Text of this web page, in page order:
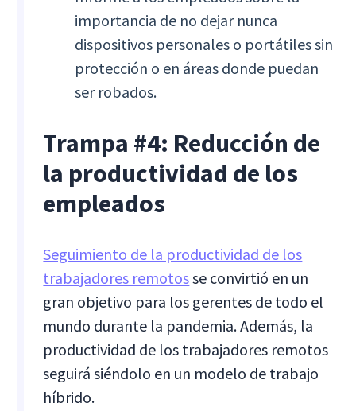
importancia de no dejar nunca
dispositivos personales o portátiles sin
protección o en áreas donde puedan
ser robados.
Trampa #4: Reducción de
la productividad de los
empleados
Seguimiento de la productividad de los
trabajadores remotosse convirtió en un
gran objetivo para los gerentes de todo el
mundo durante la pandemia. Además, la
productividad de los trabajadores remotos
seguirá siéndolo en un modelo de trabajo
híbrido.